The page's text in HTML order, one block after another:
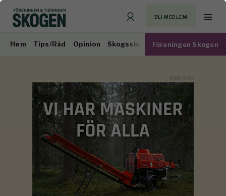
BLI MEDLEM
Hem Tips/Råd Opinion Skogsskötsel Virkesmarknad
Föreningen Skogen